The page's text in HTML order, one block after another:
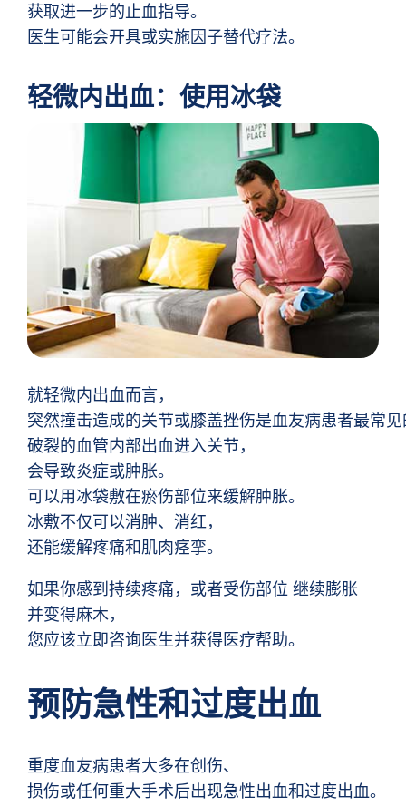
获取进一步的止血指导。
医生可能会开具或实施因子替代疗法。
轻微内出血：使用冰袋
就轻微内出血而言，
突然撞击造成的关节或膝盖挫伤是血友病患者最常
破裂的血管内部出血进入关节，
会导致炎症或肿胀。
可以用冰袋敷在瘀伤部位来缓解肿胀。
冰敷不仅可以消肿、消红，
还能缓解疼痛和肌肉痉挛。
如果你感到持续疼痛，或者受伤部位 继续膨胀
并变得麻木，
您应该立即咨询医生并获得医疗帮助。
预防急性和过度出血
重度血友病患者大多在创伤、
损伤或任何重大手术后出现急性出血和过度出血。